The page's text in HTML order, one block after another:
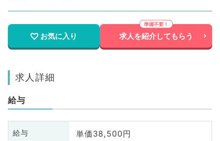
お気に入り 求人を紹介してもらう
求人詳細
給与
給与 単価38,500円